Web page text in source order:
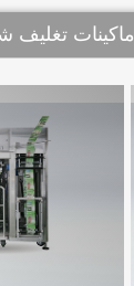
ماكينات تغليف